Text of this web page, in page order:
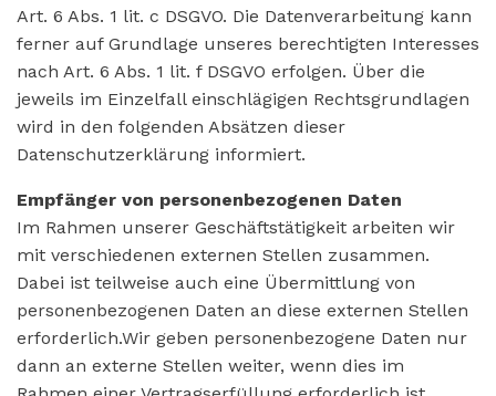
Art. 6 Abs. 1 lit. c DSGVO. Die Datenverarbeitung kann
ferner auf Grundlage unseres berechtigten Interesses
nach Art. 6 Abs. 1 lit. f DSGVO erfolgen. Über die
jeweils im Einzelfall einschlägigen Rechtsgrundlagen
wird in den folgenden Absätzen dieser
Datenschutzerklärung informiert.
Empfänger von personenbezogenen Daten
Im Rahmen unserer Geschäftstätigkeit arbeiten wir
mit verschiedenen externen Stellen zusammen.
Dabei ist teilweise auch eine Übermittlung von
personenbezogenen Daten an diese externen Stellen
erforderlich.Wir geben personenbezogene Daten nur
dann an externe Stellen weiter, wenn dies im